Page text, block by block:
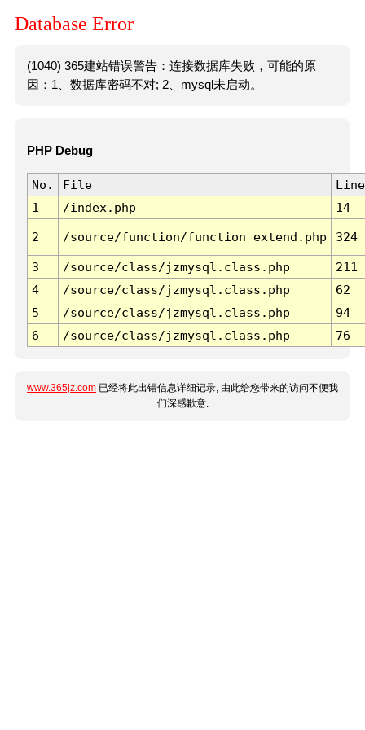
Database Error
(1040) 365建站错误警告：连接数据库失败，可能的原
因：1、数据库密码不对; 2、mysql未启动。
PHP Debug
No. File
Line
1
/index.php 14
2 /source/function/function_extend.php 324
3 /source/class/jzmysql.class.php
211
4
/source/class/jzmysql.class.php
62
5
/source/class/jzmysql.class.php
94
6
/source/class/jzmysql.class.php 76
www.365jz.com 已经将此出错信息详细记录, 由此给您带来的访问不便我
们深感歉意.